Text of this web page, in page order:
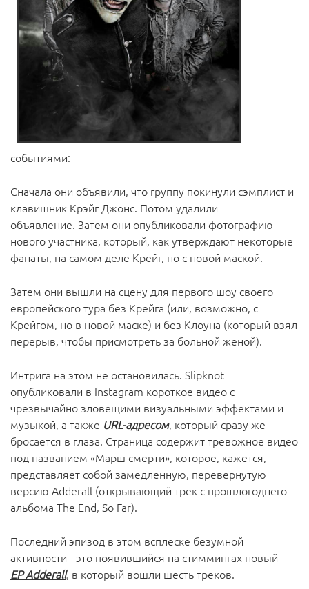
событиями:
Сначала они объявили, что группу покинули сэмплист и
клавишник Крэйг Джонс. Потом удалили
объявление. Затем они опубликовали фотографию
нового участника, который, как утверждают некоторые
фанаты, на самом деле Крейг, но с новой маской.
Затем они вышли на сцену для первого шоу своего
европейского тура без Крейга (или, возможно, с
Крейгом, но в новой маске) ​​и без Клоуна (который взял
перерыв, чтобы присмотреть за больной женой).
Интрига на этом не остановилась. Slipknot
опубликовали в Instagram короткое видео с
чрезвычайно зловещими визуальными эффектами и
музыкой, а также URL-адресом, который сразу же
бросается в глаза. Страница содержит тревожное видео
под названием «Марш смерти», которое, кажется,
представляет собой замедленную, перевернутую
версию Adderall (открывающий трек с прошлогоднего
альбома The End, So Far).
Последний эпизод в этом всплеске безумной
активности - это появившийся на стиммингах новый
EP Adderall, в который вошли шесть треков.